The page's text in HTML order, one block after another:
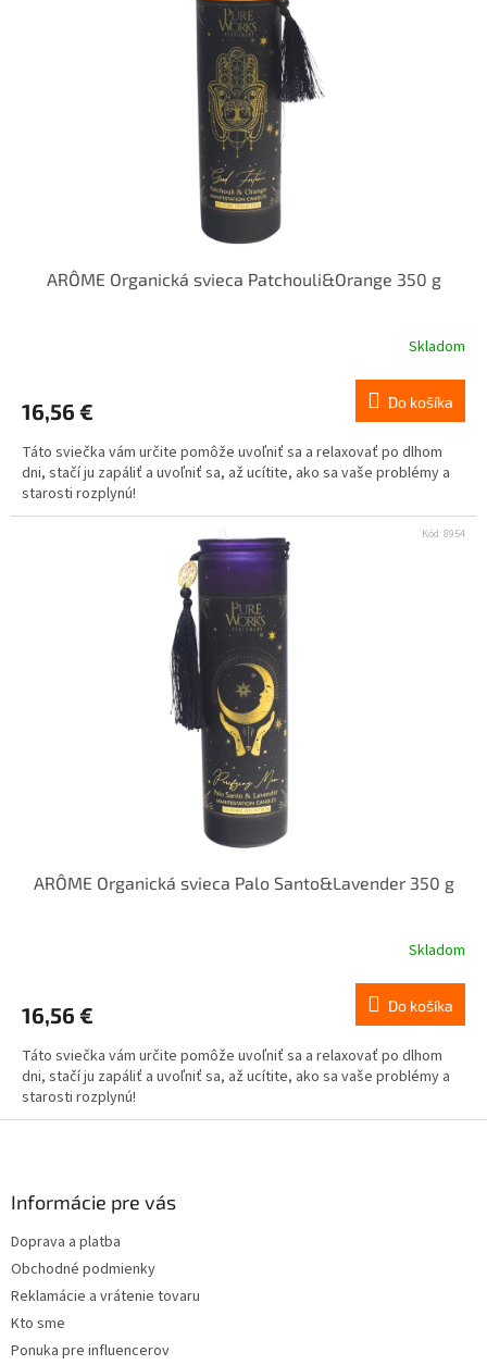
ARÔME Organická svieca Patchouli&Orange 350 g
Skladom
16,56 € Do košíka
Táto sviečka vám určite pomôže uvoľniť sa a relaxovať po dlhom
dni, stačí ju zapáliť a uvoľniť sa, až ucítite, ako sa vaše problémy a
starosti rozplynú!
ARÔME Organická svieca Palo Santo&Lavender 350 g
Skladom
16,56 € Do košíka
Táto sviečka vám určite pomôže uvoľniť sa a relaxovať po dlhom
dni, stačí ju zapáliť a uvoľniť sa, až ucítite, ako sa vaše problémy a
starosti rozplynú!
Kód:8954
Informácie pre vás
Doprava a platba
Obchodné podmienky
Reklamácie a vrátenie tovaru
Kto sme
Ponuka pre influencerov